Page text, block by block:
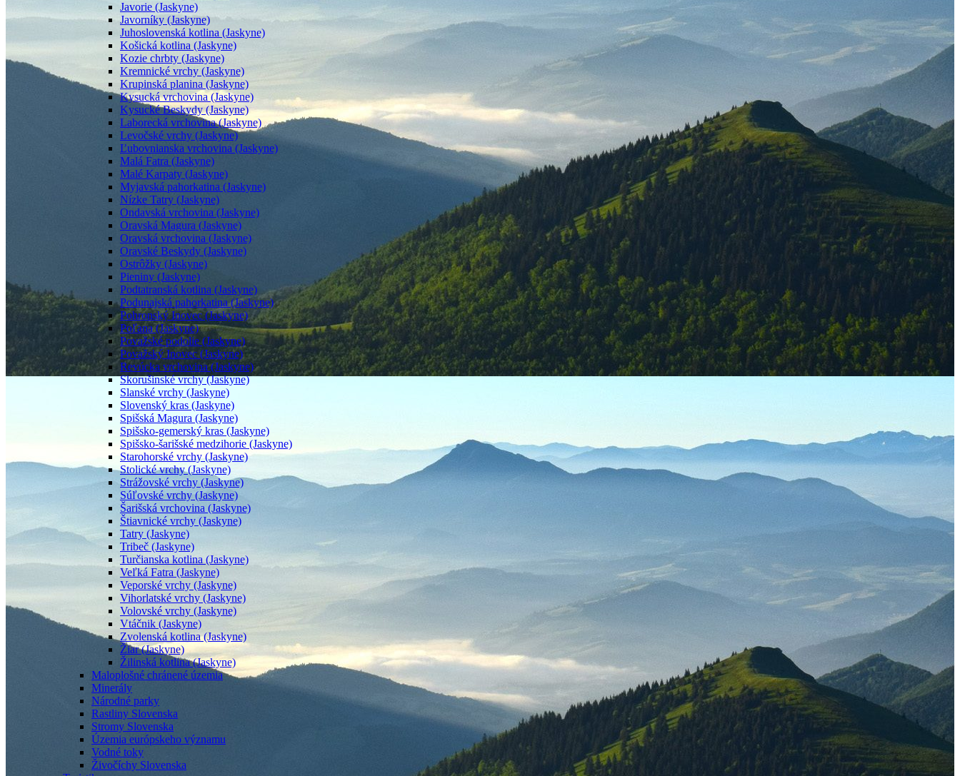
Javorie (Jaskyne)
Javorníky (Jaskyne)
Juhoslovenská kotlina (Jaskyne)
Košická kotlina (Jaskyne)
Kozie chrbty (Jaskyne)
Kremnické vrchy (Jaskyne)
Krupinská planina (Jaskyne)
Kysucká vrchovina (Jaskyne)
Kysucké Beskydy (Jaskyne)
Laborecká vrchovina (Jaskyne)
Levočské vrchy (Jaskyne)
Ľubovnianska vrchovina (Jaskyne)
Malá Fatra (Jaskyne)
Malé Karpaty (Jaskyne)
Myjavská pahorkatina (Jaskyne)
Nízke Tatry (Jaskyne)
Ondavská vrchovina (Jaskyne)
Oravská Magura (Jaskyne)
Oravská vrchovina (Jaskyne)
Oravské Beskydy (Jaskyne)
Ostrôžky (Jaskyne)
Pieniny (Jaskyne)
Podtatranská kotlina (Jaskyne)
Podunajská pahorkatina (Jaskyne)
Pohronský Inovec (Jaskyne)
Poľana (Jaskyne)
Považské podolie (Jaskyne)
Považský Inovec (Jaskyne)
Revúcka vrchovina (Jaskyne)
Skorušinské vrchy (Jaskyne)
Slanské vrchy (Jaskyne)
Slovenský kras (Jaskyne)
Spišská Magura (Jaskyne)
Spišsko-gemerský kras (Jaskyne)
Spišsko-šarišské medzihorie (Jaskyne)
Starohorské vrchy (Jaskyne)
Stolické vrchy (Jaskyne)
Strážovské vrchy (Jaskyne)
Súľovské vrchy (Jaskyne)
Šarišská vrchovina (Jaskyne)
Štiavnické vrchy (Jaskyne)
Tatry (Jaskyne)
Tribeč (Jaskyne)
Turčianska kotlina (Jaskyne)
Veľká Fatra (Jaskyne)
Veporské vrchy (Jaskyne)
Vihorlatské vrchy (Jaskyne)
Volovské vrchy (Jaskyne)
Vtáčnik (Jaskyne)
Zvolenská kotlina (Jaskyne)
Žiar (Jaskyne)
Žilinská kotlina (Jaskyne)
Maloplošné chránené územia
Minerály
Národné parky
Rastliny Slovenska
Stromy Slovenska
Územia európskeho významu
Vodné toky
Živočíchy Slovenska